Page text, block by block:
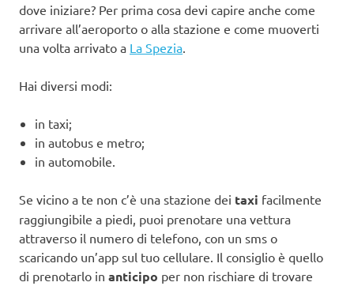
dove iniziare? Per prima cosa devi capire anche come
arrivare all’aeroporto o alla stazione e come muoverti
una volta arrivato a La Spezia.
Hai diversi modi:
in taxi;
in autobus e metro;
in automobile.
Se vicino a te non c’è una stazione dei taxi facilmente
raggiungibile a piedi, puoi prenotare una vettura
attraverso il numero di telefono, con un sms o
scaricando un’app sul tuo cellulare. Il consiglio è quello
di prenotarlo in anticipo per non rischiare di trovare